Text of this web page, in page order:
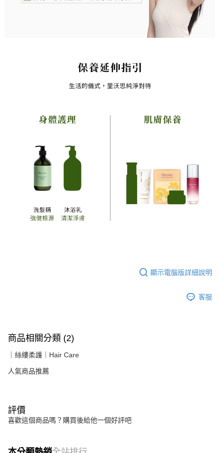
顯示電腦版詳細說明
客服
商品相關分類 (2)
｜絲縷柔護｜Hair Care
人氣商品推薦
評價
喜歡這個商品嗎？購買後給他一個好評吧